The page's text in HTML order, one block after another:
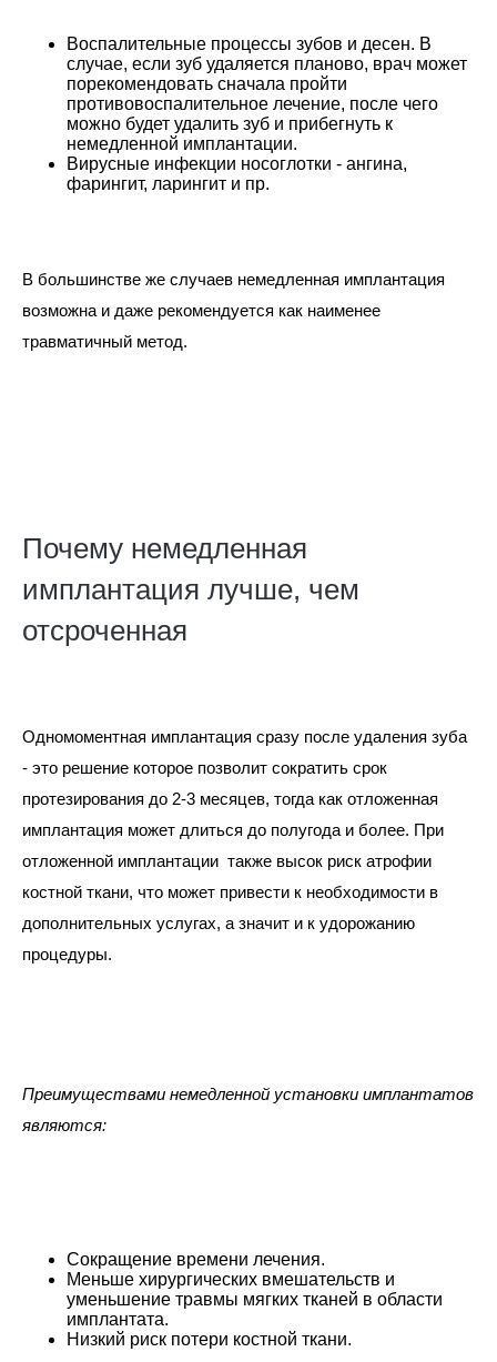
Воспалительные процессы зубов и десен. В
случае, если зуб удаляется планово, врач может
порекомендовать сначала пройти
противовоспалительное лечение, после чего
можно будет удалить зуб и прибегнуть к
немедленной имплантации.
Вирусные инфекции носоглотки - ангина,
фарингит, ларингит и пр.
В большинстве же случаев немедленная имплантация
возможна и даже рекомендуется как наименее
травматичный метод.
Почему немедленная
имплантация лучше, чем
отсроченная
Одномоментная имплантация сразу после удаления зуба
- это решение которое позволит сократить срок
протезирования до 2-3 месяцев, тогда как отложенная
имплантация может длиться до полугода и более. При
отложенной имплантации также высок риск атрофии
костной ткани, что может привести к необходимости в
дополнительных услугах, а значит и к удорожанию
процедуры.
Преимуществами немедленной установки имплантатов
являются:
Сокращение времени лечения.
Меньше хирургических вмешательств и
уменьшение травмы мягких тканей в области
имплантата.
Низкий риск потери костной ткани.